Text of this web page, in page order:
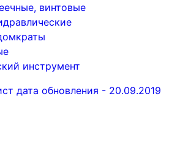
винтовые
инструмент
дата обновления - 20.09.2019